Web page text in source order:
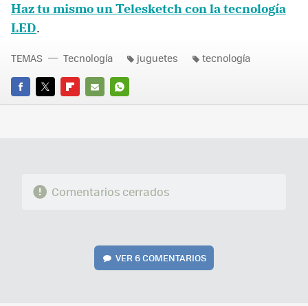
Haz tu mismo un Telesketch con la tecnología
LED.
FACEBOOK
TWITTERFLIPBOARD
E-
WHATSAPP
TEMAS Tecnología juguetes tecnología
Comentarios cerrados
VER6 COMENTARIOS